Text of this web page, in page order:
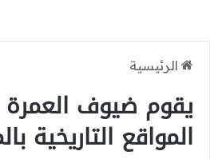
الرئيسية
يقوم ضيوف
المواقع التاريخية